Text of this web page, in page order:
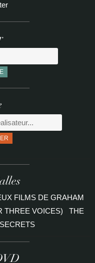
FILMS DE GRAHAM
THREE VOICES)
THE